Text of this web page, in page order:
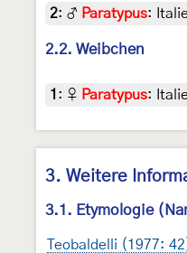
2: ♂ Paratypus:
2.2. Weibchen
1 : ♀ Paratypus:
3. Weitere
3.1. Etymologie
Teobaldelli (1977: